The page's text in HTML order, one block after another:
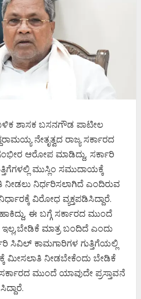
ಶಾಸಕ ಬಸನಗೌಡ ಪಾಟೀಲ
ನೇತೃತ್ವದ ರಾಜ್ಯ ಸರ್ಕಾರದ
ಆರೋಪ ಮಾಡಿದ್ದು, ಸರ್ಕಾರಿ
ಮುಸ್ಲಿಂ ಸಮುದಾಯಕ್ಕೆ
ನೀಡಲು ನಿರ್ಧರಿಸಲಾಗಿದೆ ಎಂದಿರುವ
ವಿರೋಧ ವ್ಯಕ್ತಪಡಿಸಿದ್ದಾರೆ.
ಈ ಬಗ್ಗೆ ಸರ್ಕಾರದ ಮುಂದೆ
ಇಲ್ಲ,ಬೇಡಿಕೆ ಮಾತ್ರ ಬಂದಿದೆ ಎಂದು
ಸಿವಿಲ್‌ ಕಾಮಗಾರಿಗಳ ಗುತ್ತಿಗೆಯಲ್ಲಿ
ಮೀಸಲಾತಿ ನೀಡಬೇಕೆಂದು ಬೇಡಿಕೆ
ಮುಂದೆ ಯಾವುದೇ ಪ್ರಸ್ತಾವನೆ